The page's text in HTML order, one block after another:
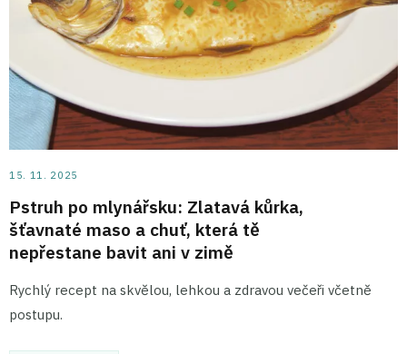
15. 11. 2025
Pstruh po mlynářsku: Zlatavá kůrka,
šťavnaté maso a chuť, která tě
nepřestane bavit ani v zimě
Rychlý recept na skvělou, lehkou a zdravou večeři včetně
postupu.